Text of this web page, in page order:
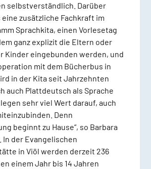
selbstverständlich. Darüber
zusätzliche Fachkraft im
Sprachkita, einen Vorlesetag
ganz explizit die Eltern oder
Kinder eingebunden werden, und
mit dem Bücherbus in
in der Kita seit Jahrzehnten
auch Plattdeutsch als Sprache
sehr viel Wert darauf, auch
Denn
beginnt zu Hause“, so Barbara
In der Evangelischen
in Viöl werden derzeit 236
einem Jahr bis 14 Jahren